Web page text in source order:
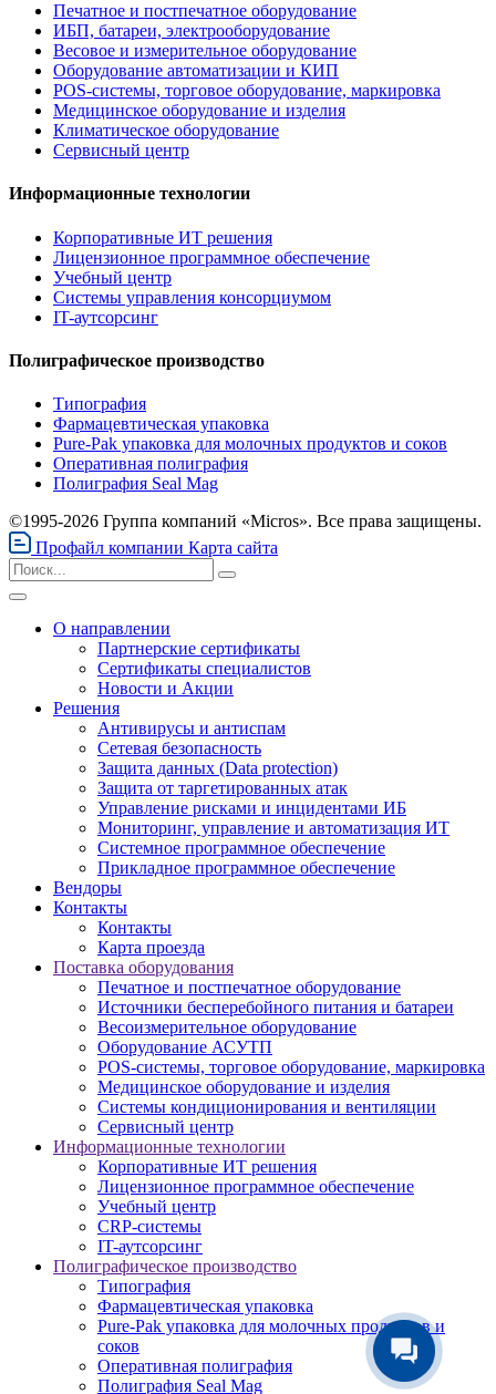
Печатное и постпечатное оборудование
ИБП, батареи, электрооборудование
Весовое и измерительное оборудование
Оборудование автоматизации и КИП
POS-системы, торговое оборудование, маркировка
Медицинское оборудование и изделия
Климатическое оборудование
Сервисный центр
Информационные технологии
Корпоративные ИТ решения
Лицензионное программное обеспечение
Учебный центр
Системы управления консорциумом
IT-аутсорсинг
Полиграфическое производство
Типография
Фармацевтическая упаковка
Pure-Pak упаковка для молочных продуктов и соков
Оперативная полиграфия
Полиграфия Seal Mag
©1995-2026 Группа компаний «Micros». Все права защищены.
Профайл компании Карта сайта
О направлении
Партнерские сертификаты
Сертификаты специалистов
Новости и Акции
Решения
Антивирусы и антиспам
Сетевая безопасность
Защита данных (Data protection)
Защита от таргетированных атак
Управление рисками и инцидентами ИБ
Мониторинг, управление и автоматизация ИТ
Системное программное обеспечение
Прикладное программное обеспечение
Вендоры
Контакты
Контакты
Карта проезда
Поставка оборудования
Печатное и постпечатное оборудование
Источники бесперебойного питания и батареи
Весоизмерительное оборудование
Оборудование АСУТП
POS-системы, торговое оборудование, маркировка
Медицинское оборудование и изделия
Системы кондиционирования и вентиляции
Сервисный центр
Информационные технологии
Корпоративные ИТ решения
Лицензионное программное обеспечение
Учебный центр
CRP-системы
IT-аутсорсинг
Полиграфическое производство
Типография
Фармацевтическая упаковка
Pure-Pak упаковка для молочных продуктов и
соков
Оперативная полиграфия
Полиграфия Seal Mag